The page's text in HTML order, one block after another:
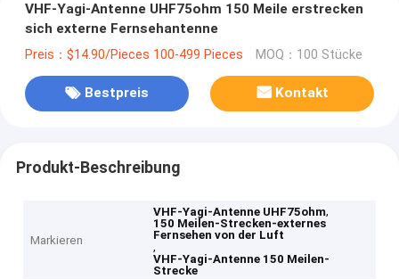
VHF-Yagi-Antenne UHF75ohm 150 Meile erstrecken
sich externe Fernsehantenne
Preis：$14.90/Pieces 100-499 Pieces MOQ：100 Stücke
Bestpreis Kontakt
Produkt-Beschreibung
Markieren
VHF-Yagi-Antenne UHF75ohm,
150 Meilen-Strecken-externes
Fernsehen von der Luft
,
VHF-Yagi-Antenne 150 Meilen-
Strecke